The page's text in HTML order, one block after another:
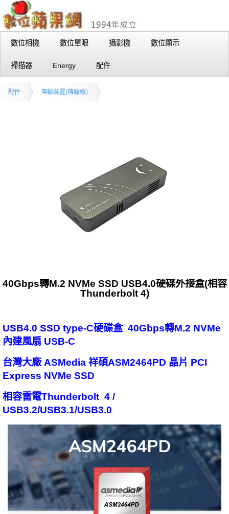
數位相機 數位單眼 攝影機 數位顯示
掃描器 Energy 配件
配件 傳輸裝置(傳輸線)
40Gbps轉M.2 NVMe SSD USB4.0硬碟外接盒(相容
Thunderbolt 4)
USB4.0 SSD type-C硬碟盒 40Gbps轉M.2 NVMe
內建風扇 USB-C
台灣大廠 ASMedia 祥碩ASM2464PD 晶片 PCI
Express NVMe SSD
相容雷電Thunderbolt 4 /
USB3.2/USB3.1/USB3.0